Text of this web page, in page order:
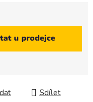
u prodejce
Sdílet